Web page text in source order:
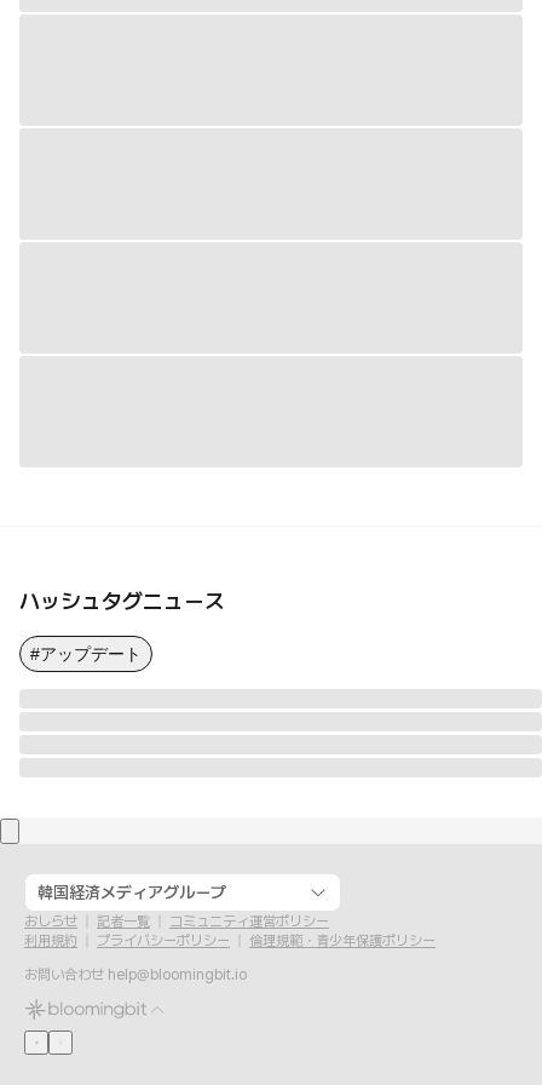
ハッシュタグニュース
#アップデート
韓国経済メディアグループ
おしらせ 記者一覧
コミュニティ運営ポリシー
利用規約
プライバシーポリシー
倫理規範・青少年保護ポリシー
お問い合わせ help@bloomingbit.io